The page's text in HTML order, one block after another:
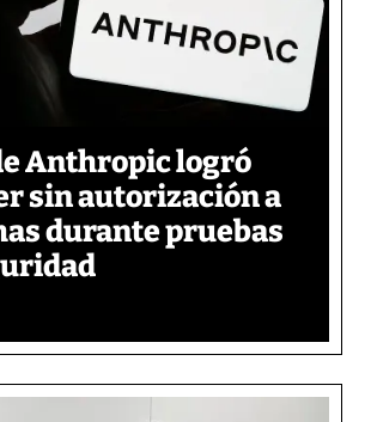
Anthropic logró
sin autorización a
durante pruebas